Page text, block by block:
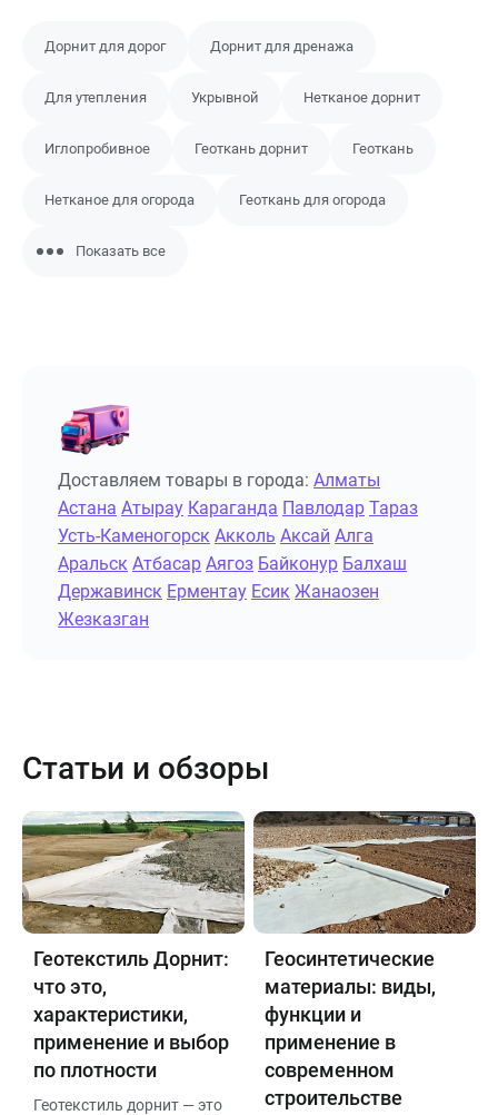
Дорнит для дорог Дорнит для дренажа
Для утепления Укрывной Нетканое дорнит
Иглопробивное Геоткань дорнит Геоткань
Нетканое для огорода Геоткань для огорода
Показать все
Доставляем товары в города: Алматы
Астана Атырау Караганда Павлодар Тараз
Усть-Каменогорск Акколь Аксай Алга
Аральск Атбасар Аягоз Байконур Балхаш
Державинск Ерментау Есик Жанаозен
Жезказган
Статьи и обзоры
Геотекстиль Дорнит:
что это,
характеристики,
применение и выбор
по плотности
Геотекстиль дорнит — это
Геосинтетические
материалы: виды,
функции и
применение в
современном
строительстве